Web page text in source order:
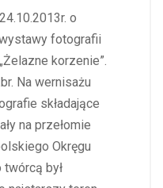
o
fotografii
korzenie”.
Na wernisażu
składające
na przełomie
Okręgu
był